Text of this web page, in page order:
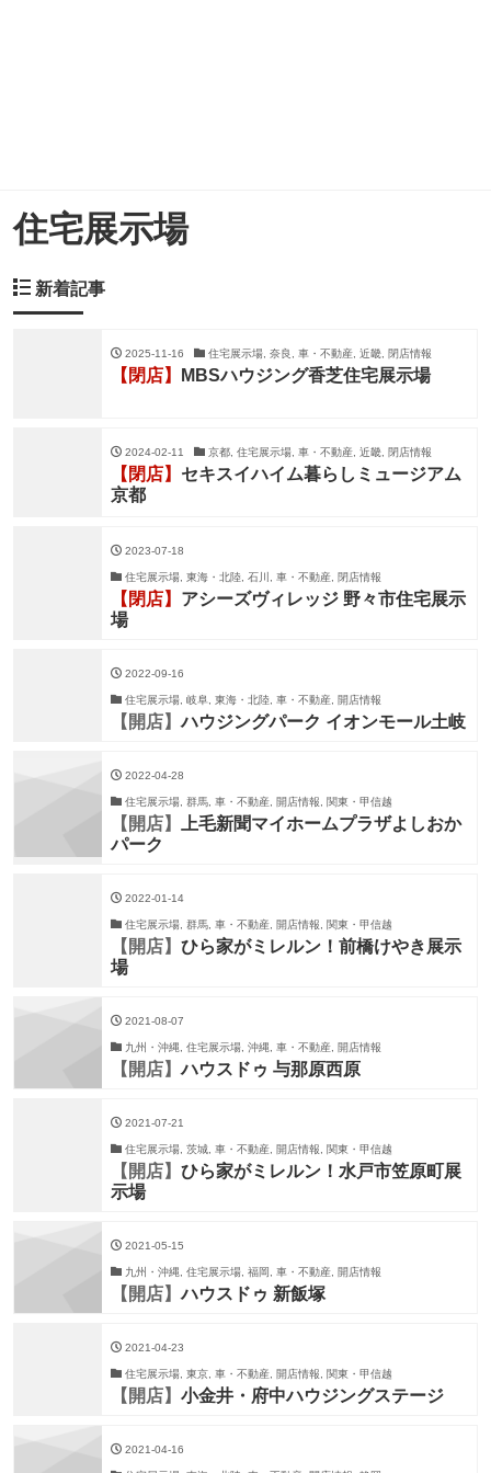
住宅展示場
新着記事
2025-11-16 住宅展示場, 奈良, 車・不動産, 近畿, 閉店情報
【閉店】 MBSハウジング香芝住宅展示場
2024-02-11 京都, 住宅展示場, 車・不動産, 近畿, 閉店情報
【閉店】 セキスイハイム暮らしミュージアム
京都
2023-07-18
住宅展示場, 東海・北陸, 石川, 車・不動産, 閉店情報
【閉店】 アシーズヴィレッジ 野々市住宅展示
場
2022-09-16
住宅展示場, 岐阜, 東海・北陸, 車・不動産, 開店情報
【開店】ハウジングパーク イオンモール土岐
2022-04-28
住宅展示場, 群馬, 車・不動産, 開店情報, 関東・甲信越
【開店】
上毛新聞マイホームプラザよしおか
パーク
2022-01-14
住宅展示場, 群馬, 車・不動産, 開店情報, 関東・甲信越
【開店】 ひら家がミレルン！前橋けやき展示
場
2021-08-07
九州・沖縄, 住宅展示場, 沖縄, 車・不動産, 開店情報
【開店】ハウスドゥ 与那原西原
2021-07-21
住宅展示場, 茨城, 車・不動産, 開店情報, 関東・甲信越
【開店】 ひら家がミレルン！水戸市笠原町展
示場
2021-05-15
九州・沖縄, 住宅展示場, 福岡, 車・不動産, 開店情報
【開店】ハウスドゥ 新飯塚
2021-04-23
住宅展示場, 東京, 車・不動産, 開店情報, 関東・甲信越
【開店】 小金井・府中ハウジングステージ
2021-04-16